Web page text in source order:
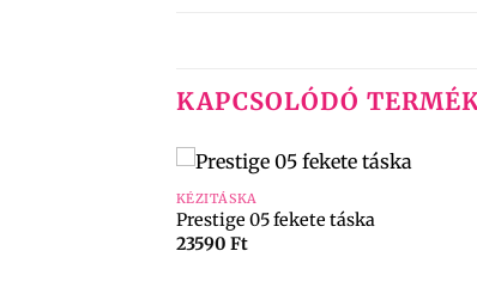
KAPCSOLÓDÓ
+
KÉZITÁSKA
Prestige 05 fekete táska
23590 Ft